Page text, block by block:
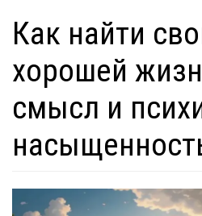
Как найти
хорошей
смысл и